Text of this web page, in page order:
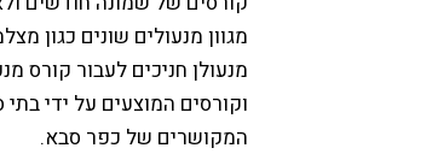
מגוון מנעולים שונים כגון
מנעולן חניכים לעבור קורס
וקורסים המוצעים על ידי
המקושרים של כפר סבא.